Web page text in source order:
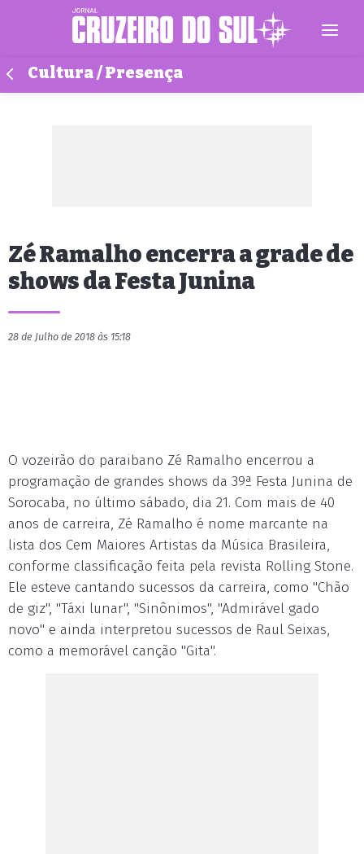
Cultura / Presença
Zé Ramalho encerra a grade de
shows da Festa Junina
28 de Julho de 2018 às 15:18
O vozeirão do paraibano Zé Ramalho encerrou a
programação de grandes shows da 39ª Festa Junina de
Sorocaba, no último sábado, dia 21. Com mais de 40
anos de carreira, Zé Ramalho é nome marcante na
lista dos Cem Maiores Artistas da Música Brasileira,
conforme classificação feita pela revista Rolling Stone.
Ele esteve cantando sucessos da carreira, como "Chão
de giz", "Táxi lunar", "Sinônimos", "Admirável gado
novo" e ainda interpretou sucessos de Raul Seixas,
como a memorável canção "Gita".